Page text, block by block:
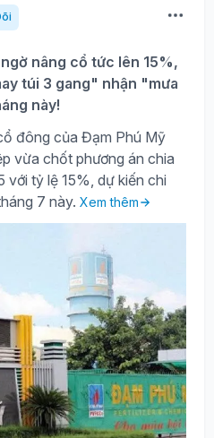
nâng cổ tức lên 15%,
túi 3 gang" nhận "mưa
này!
đông của Đạm Phú Mỹ
vừa chốt phương án chia
với tỷ lệ 15%, dự kiến chi
7 này. Xem thêm